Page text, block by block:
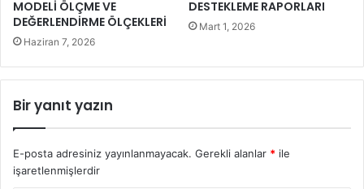
MODELİ ÖLÇME VE
DEĞERLENDİRME ÖLÇEKLERİ
Haziran 7, 2026
DESTEKLEME RAPORLARI
Mart 1, 2026
Bir yanıt yazın
E-posta adresiniz yayınlanmayacak. Gerekli alanlar * ile
işaretlenmişlerdir